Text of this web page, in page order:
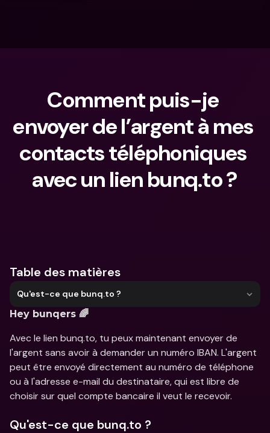
Comment puis-je
envoyer de l’argent à mes
contacts téléphoniques
avec un lien bunq.to ?
Table des matières
Qu'est-ce que bunq.to ?
Hey bunqers 🌈
Avec le lien bunq.to, tu peux maintenant envoyer de
l'argent sans avoir à demander un numéro IBAN. L'argent
peut être envoyé directement au numéro de téléphone
ou à l'adresse e-mail du destinataire, qui est libre de
choisir sur quel compte bancaire il veut le recevoir.
Qu'est-ce que bunq.to ?